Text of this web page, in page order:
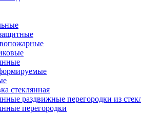
стеклянная
раздвижные перегородки из
перегородки